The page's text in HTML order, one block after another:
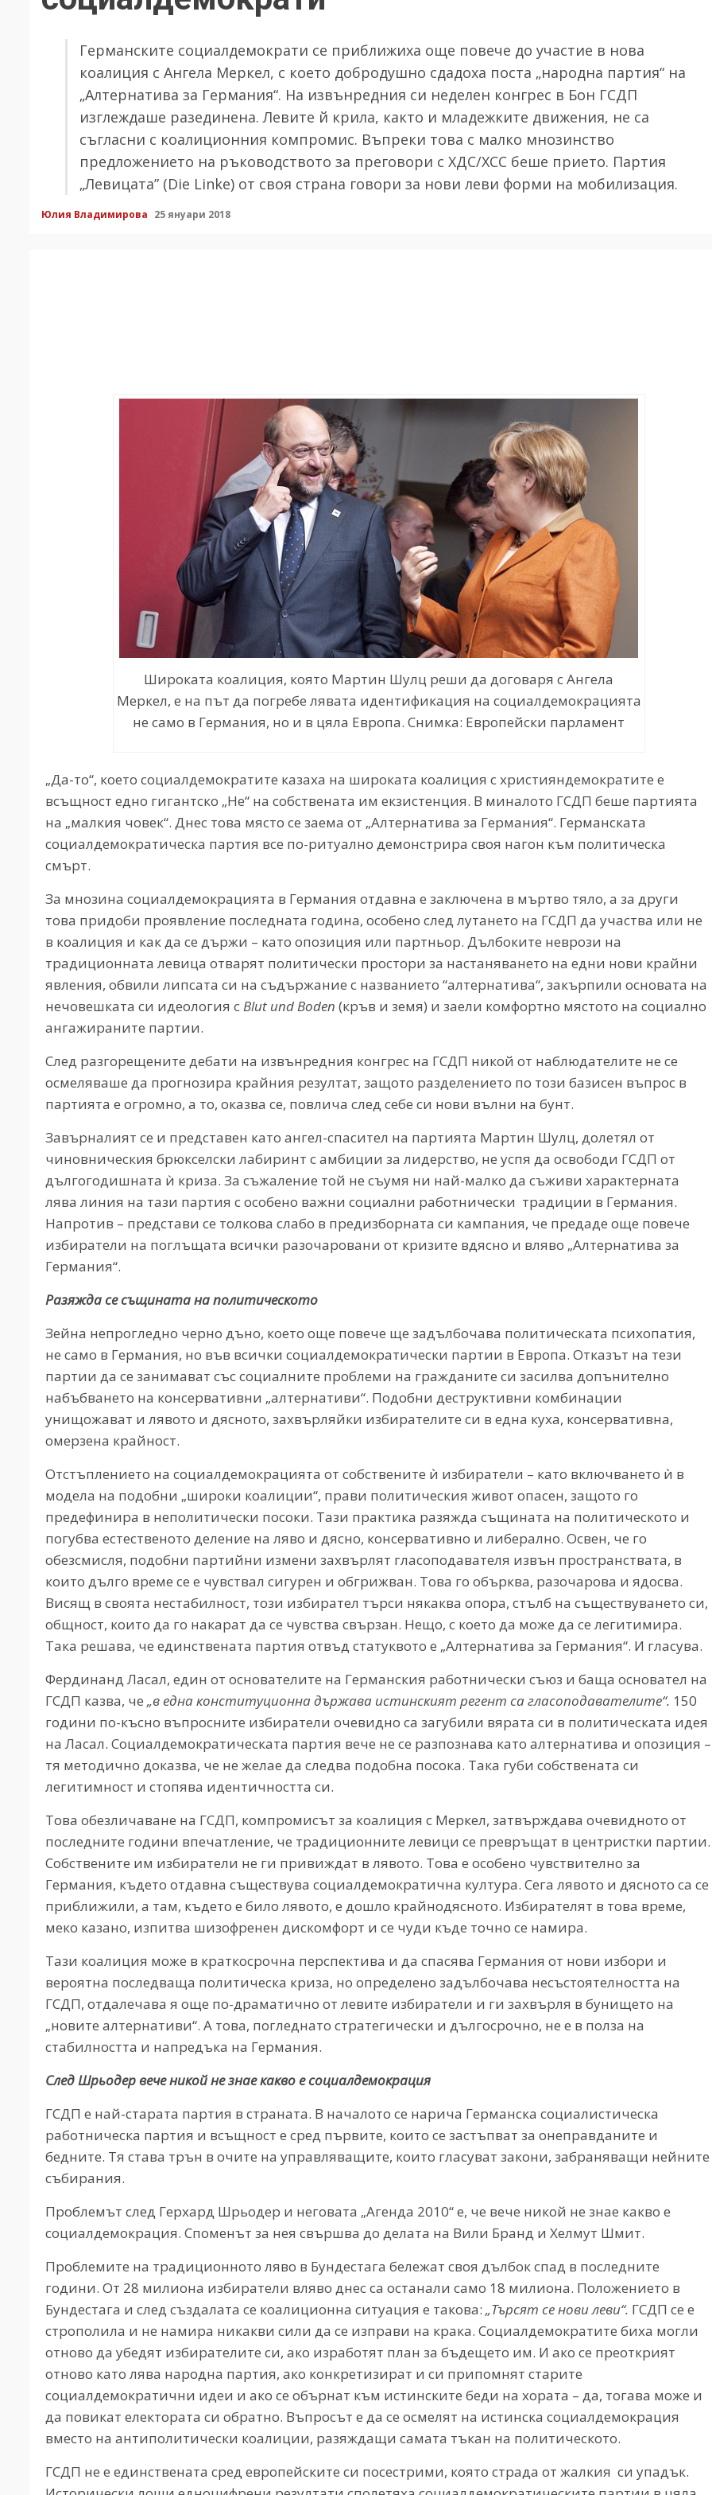
Германските социалдемократи се приближиха още повече до участие в нова
коалиция с Ангела Меркел, с което добродушно сдадоха поста „народна партия“ на
„Алтернатива за Германия“. На извънредния си неделен конгрес в Бон ГСДП
изглеждаше разединена. Левите й крила, както и младежките движения, не са
съгласни с коалиционния компромис. Въпреки това с малко мнозинство
предложението на ръководството за преговори с ХДС/ХСС беше прието. Партия
„Левицата” (Die Linke) от своя страна говори за нови леви форми на мобилизация.
Юлия Владимирова 25 януари 2018
Широката коалиция, която Мартин Шулц реши да договаря с Ангела
Меркел, е на път да погребе лявата идентификация на социалдемокрацията
не само в Германия, но и в цяла Европа. Снимка: Европейски парламент
„Да-то“, което социалдемократите казаха на широката коалиция с християндемократите е
всъщност едно гигантско „Не“ на собствената им екзистенция. В миналото ГСДП беше партията
на „малкия човек“. Днес това място се заема от „Алтернатива за Германия“. Германската
социалдемократическа партия все по-ритуално демонстрира своя нагон към политическа
смърт.
За мнозина социалдемокрацията в Германия отдавна е заключена в мъртво тяло, а за други
това придоби проявление последната година, особено след лутането на ГСДП да участва или не
в коалиция и как да се държи – като опозиция или партньор. Дълбоките неврози на
традиционната левица отварят политически простори за настаняването на едни нови крайни
явления, обвили липсата си на съдържание с названието “алтернатива“, закърпили основата на
нечовешката си идеология сBlut undBoden (кръв и земя) и заели комфортно мястото на социално
ангажираните партии.
След разгорещените дебати на извънредния конгрес на ГСДП никой от наблюдателите не се
осмеляваше да прогнозира крайния резултат, защото разделението по този базисен въпрос в
партията е огромно, а то, оказва се, повлича след себе си нови вълни на бунт.
Завърналият се и представен като ангел-спасител на партията Мартин Шулц, долетял от
чиновническия брюкселски лабиринт с амбиции за лидерство, не успя да освободи ГСДП от
дългогодишната ѝ криза. За съжаление той не съумя ни най-малко да съживи характерната
лява линия на тази партия с особено важни социални работнически традиции в Германия.
Напротив – представи се толкова слабо в предизборната си кампания, че предаде още повече
избиратели на поглъщата всички разочаровани от кризите вдясно и вляво „Алтернатива за
Германия“.
Разяжда се същината на политическото
Зейна непрогледно черно дъно, което още повече ще задълбочава политическата психопатия,
не само в Германия, но във всички социалдемократически партии в Европа. Отказът на тези
партии да се занимават със социалните проблеми на гражданите си засилва допънително
набъбването на консервативни „алтернативи“. Подобни деструктивни комбинации
унищожават и лявото и дясното, захвърляйки избирателите си в една куха, консервативна,
омерзена крайност.
Отстъплението на социалдемокрацията от собствените ѝ избиратели – като включването ѝ в
модела на подобни „широки коалиции“, прави политическия живот опасен, защото го
предефинира в неполитически посоки. Тази практика разяжда същината на политическото и
погубва естественото деление на ляво и дясно, консервативно и либерално. Освен, че го
обезсмисля, подобни партийни измени захвърлят гласоподавателя извън пространствата, в
които дълго време се е чувствал сигурен и обгрижван. Това го обърква, разочарова и ядосва.
Висящ в своята нестабилност, този избирател търси някаква опора, стълб на съществуването си,
общност, които да го накарат да се чувства свързан. Нещо, с което да може да се легитимира.
Така решава, че единствената партия отвъд статуквото е „Алтернатива за Германия“. И гласува.
Фердинанд Ласал, един от основателите на Германския работнически съюз и баща основател на
ГСДП казва, че „в една конституционна държава истинският регент са гласоподавателите“. 150
години по-късно въпросните избиратели очевидно са загубили вярата си в политическата идея
на Ласал. Социалдемократическата партия вече не се разпознава като алтернатива и опозиция –
тя методично доказва, че не желае да следва подобна посока. Така губи собствената си
легитимност и стопява идентичността си.
Това обезличаване на ГСДП, компромисът за коалиция с Меркел, затвърждава очевидното от
последните години впечатление, че традиционните левици се превръщат в центристки партии.
Собствените им избиратели не ги привиждат в лявото. Това е особено чувствително за
Германия, където отдавна съществува социалдемократична култура. Сега лявото и дясното са се
приближили, а там, където е било лявото, е дошло крайнодясното. Избирателят в това време,
меко казано, изпитва шизофренен дискомфорт и се чуди къде точно се намира.
Тази коалиция може в краткосрочна перспектива и да спасява Германия от нови избори и
вероятна последваща политическа криза, но определено задълбочава несъстоятелността на
ГСДП, отдалечава я още по-драматично от левите избиратели и ги захвърля в бунището на
„новите алтернативи“. А това, погледнато стратегически и дългосрочно, не е в полза на
стабилността и напредъка на Германия.
След Шрьодер вече никой не знае какво е социалдемокрация
ГСДП е най-старата партия в страната. В началото се нарича Германска социалистическа
работническа партия и всъщност е сред първите, които се застъпват за онеправданите и
бедните. Тя става трън в очите на управляващите, които гласуват закони, забраняващи нейните
събирания.
Проблемът след Герхард Шрьодер и неговата „Агенда 2010“ е, че вече никой не знае какво е
социалдемокрация. Споменът за нея свършва до делата на Вили Бранд и Хелмут Шмит.
Проблемите на традиционното ляво в Бундестага бележат своя дълбок спад в последните
години. От 28 милиона избиратели вляво днес са останали само 18 милиона. Положението в
Бундестага и след създалата се коалиционна ситуация е такова: „Търсят се нови леви“. ГСДП се е
строполила и не намира никакви сили да се изправи на крака. Социалдемократите биха могли
отново да убедят избирателите си, ако изработят план за бъдещето им. И ако се преоткрият
отново като лява народна партия, ако конкретизират и си припомнят старите
социалдемократични идеи и ако се обърнат към истинските беди на хората – да, тогава може и
да повикат електората си обратно. Въпросът е да се осмелят на истинска социалдемокрация
вместо на антиполитически коалиции, разяждащи самата тъкан на политическото.
ГСДП не е единствената сред европейските си посестрими, която страда от жалкия си упадък.